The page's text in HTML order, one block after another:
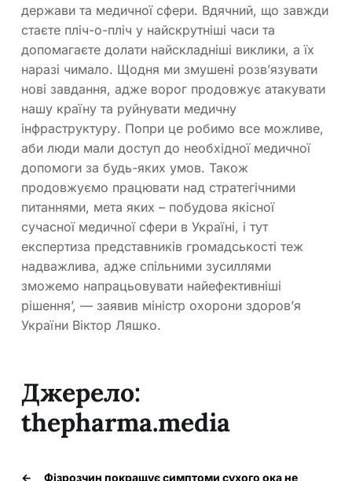
держави та медичної сфери. Вдячний, що завжди
стаєте пліч-о-пліч у найскрутніші часи та
допомагаєте долати найскладніші виклики, а їх
наразі чимало. Щодня ми змушені розвʼязувати
нові завдання, адже ворог продовжує атакувати
нашу країну та руйнувати медичну
інфраструктуру. Попри це робимо все можливе,
аби люди мали доступ до необхідної медичної
допомоги за будь-яких умов. Також
продовжуємо працювати над стратегічними
питаннями, мета яких – побудова якісної
сучасної медичної сфери в Україні, і тут
експертиза представників громадськості теж
надважлива, адже спільними зусиллями
зможемо напрацьовувати найефективніші
рішенняʼ, — заявив міністр охорони здоровʼя
України Віктор Ляшко.
Джерело:
thepharma.media
←
Фізрозчин покращує симптоми сухого ока не